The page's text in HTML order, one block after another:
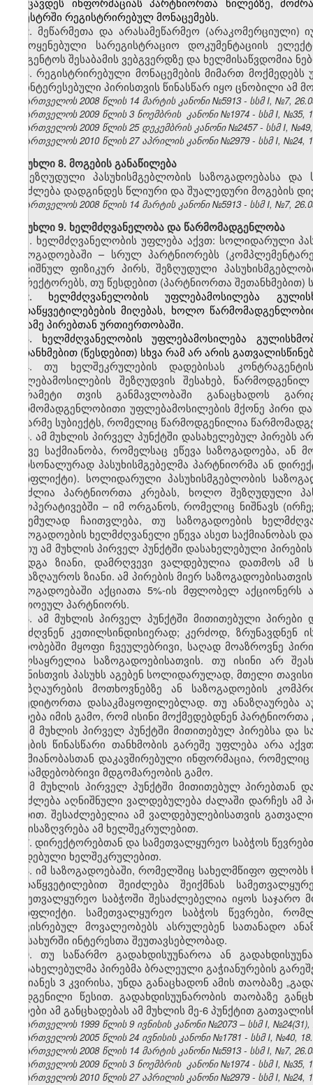
რეესტრში რეგისტრირებულ მონაცემებს.
2. მეწარმეთა და არასამეწარმეო
გამოყენებული სარეგისტრაციო დოკუმენტაციის
სააგენტოს შესაბამის ვებგვერდზე და ხელმისაწვდომია
3. რეგისტრირებული მონაცემების მიმართ
დაინტერესებული პირისთვის წინასწარ იყო ცნობილი ამ
საქართველოს 2008 წლის 14 მარტის კანონი №5913 - სსმ I, №7,
საქართველოს 2009 წლის 3 ნოემბრის კანონი №1974 - სსმ I, №35,
საქართველოს 2009 წლის 25 დეკემბრის კანონი №2457 - სსმ I, №49,
საქართველოს 2010 წლის 27 აპრილის კანონი №2979 - სსმ I, №24,
მუხლი 8. მოგების განაწილება
შეზღუდული პასუხისმგებლობის საზოგადოებასა
შეიძლება დადგინდეს წლიური და შუალედური მოგების
საქართველოს 2008 წლის 14 მარტის კანონი №5913 - სსმ I, №7,
მუხლი 9. ხელმძღვანელობა და წარმომადგენლობა
1. ხელმძღვანელობის უფლება აქვთ: სოლიდარული
საზოგადოებაში – სრულ პარტნიორებს
დანიშნულ ფიზიკურ პირს, შეზღუდული
დირექტორებს, თუ წესდებით (პარტნიორთა შეთანხმებით)
2. ხელმძღვანელობის უფლებამოსილება
გადაწყვეტილებების მიღებას, ხოლო
მესამე პირებთან ურთიერთობაში.
3. ხელმძღვანელობის უფლებამოსილება
შეთანხმებით (წესდებით) სხვა რამ არ არის
4. თუ ხელშეკრულების დადებისას
უფლებამოსილების შეზღუდვის შესახებ,
თვრამეტი თვის განმავლობაში განაცხადოს
წარმომადგენლობითი უფლებამოსილების მქონე პირი
მეწარმე სუბიექტს, რომელიც წარმოდგენილია
5. ამ მუხლის პირველ პუნქტში დასახელებულ პირებს
იგივე საქმიანობა, რომელსაც ეწევა საზოგადოება,
პერსონალურად პასუხისმგებელმა პარტნიორმა ან
კონფლიქტი). სოლიდარული პასუხისმგებლობის
შეუძლია პარტნიორთა კრებას, ხოლო შეზღუდული
კოოპერატივებში – იმ ორგანოს, რომელიც ნიშნავს
მიცემულად ჩაითვლება, თუ საზოგადოების
საზოგადოების ხელმძღვანელი ეწევა ასეთ საქმიანობას
თუ ამ მუხლის პირველ პუნქტში დასახელებული
მიადგა ზიანი, დამრღვევი ვალდებულია დათმოს
აანაზღაუროს ზიანი. ამ პირების მიერ
საზოგადოებაში აქციათა 5%-ის მფლობელ
თითოეულ პარტნიორს.
6. ამ მუხლის პირველ პუნქტში მითითებული პირები
გაუძღვნენ კეთილსინდისიერად; კერძოდ,
პირობებში მყოფი ჩვეულებრივი, საღად მოაზროვნე
ხელსაყრელია საზოგადოებისათვის. თუ ისინი არ
ზიანისთვის პასუხს აგებენ სოლიდარულად, მთელი
ანაზღაურების მოთხოვნებზე ან საზოგადოების
კრედიტორთა დასაკმაყოფილებლად. თუ ანაზღაურება
წყდება იმის გამო, რომ ისინი მოქმედებდნენ
ამ მუხლის პირველ პუნქტში მითითებულ პირებსა და
კრების წინასწარი თანხმობის გარეშე უფლება არა
საქმიანობასთან დაკავშირებული ინფორმაცია,
თანამდებობრივი მდგომარეობის გამო.
ამ მუხლის პირველ პუნქტში მითითებულ პირებთან
შეიძლება აღნიშნული ვალდებულება ძალაში დარჩეს ამ
ვადით. შესაძლებელია ამ ვალდებულებისათვის
განისაზღვრება ამ ხელშეკრულებით.
7. დირექტორებთან და სამეთვალყურეო საბჭოს
დადებული ხელშეკრულებით.
8. იმ საზოგადოებაში, რომელშიც სახელმწიფო
გადაწყვეტილებით შეიძლება შეიქმნას
სამეთვალყურეო საბჭოში შესაძლებელია იყოს
კონფლიქტი. სამეთვალყურეო საბჭოს წევრები,
დაკისრებულ მოვალეობებს ასრულებენ სათანადო
სამსახურში ინტერესთა შეუთავსებლობად.
9. თუ საწარმო გადახდისუუნაროა ან
დასახელებულმა პირებმა ბრალეული გაჭიანურების
უგვიანეს 3 კვირისა, უნდა განაცხადონ ამის თაობაზე
დადგენილი წესით. გადახდისუუნარობის თაობაზე
პირები ამ განცხადებას ამ მუხლის მე-6 პუნქტით
საქართველოს 1999 წლის 9 ივნისის კანონი №2073 – სსმ I, №24(31),
საქართველოს 2005 წლის 24 ივნისის კანონი №1781 - სსმ I, №40,
საქართველოს 2008 წლის 14 მარტის კანონი №5913 - სსმ I, №7,
საქართველოს 2009 წლის 3 ნოემბრის კანონი №1974 - სსმ I, №35,
საქართველოს 2010 წლის 27 აპრილის კანონი №2979 - სსმ I, №24,